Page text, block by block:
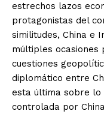
estrechos lazos
protagonistas del
similitudes, China e
múltiples
cuestiones
diplomático entre
esta última sobre lo
controlada por